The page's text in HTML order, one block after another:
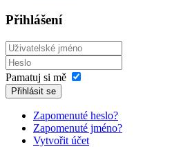
Přihlášení
Pamatuj si mě
Přihlásit se
Zapomenuté heslo?
Zapomenuté jméno?
Vytvořit účet